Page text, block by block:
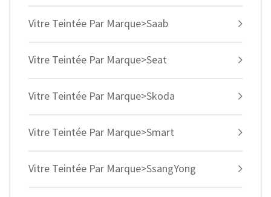
Vitre Teintée Par Marque>Saab
Vitre Teintée Par Marque>Seat
Vitre Teintée Par Marque>Skoda
Vitre Teintée Par Marque>Smart
Vitre Teintée Par Marque>SsangYong